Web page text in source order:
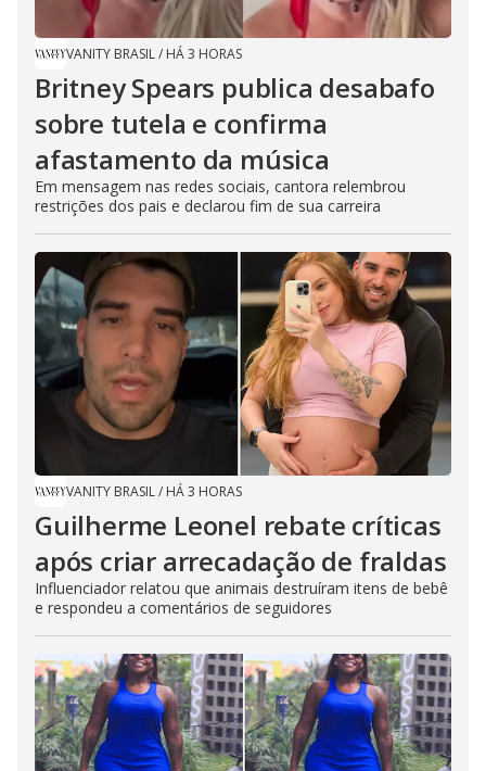
VANITY BRASIL/ HÁ 3 HORAS
Britney Spears publica desabafo
sobre tutela e confirma
afastamento da música
Em mensagem nas redes sociais, cantora relembrou
restrições dos pais e declarou fim de sua carreira
VANITY BRASIL/ HÁ 3 HORAS
Guilherme Leonel rebate críticas
após criar arrecadação de fraldas
Influenciador relatou que animais destruíram itens de bebê
e respondeu a comentários de seguidores